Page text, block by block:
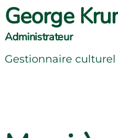
George
Administrateur
Gestionnaire